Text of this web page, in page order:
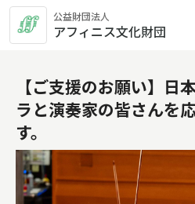
公益財団法人
アフィニス文化財団
【ご支援のお願い】日
ラと演奏家の皆さんを
す。